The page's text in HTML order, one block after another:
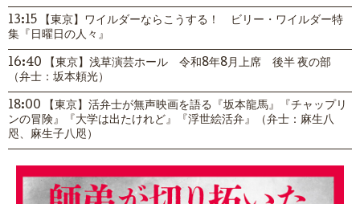
13:15 【東京】ワイルダーならこうする！ ビリー・ワイルダー特
集『日曜日の人々』
16:40 【東京】浅草演芸ホール 令和8年8月上席 後半 夜の部
（弁士：坂本頼光）
18:00 【東京】活弁士が無声映画を語る『坂本龍馬』『チャップリ
ンの冒険』『大学は出たけれど』『浮世絵活弁』（弁士：麻生八
咫、麻生子八咫）